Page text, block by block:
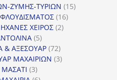
προϊόν
ΖΥΜΗΣ-ΤΥΡΙΩΝ 1515
1616
ΧΕΙΡΟΣ 22
55
προϊόντα
& ΑΞΕΣΟΥΑΡ 7272
προϊόντα
ΜΑΧΑΙΡΙΩΝ 33
ΜΑΣΑΤΙ 33